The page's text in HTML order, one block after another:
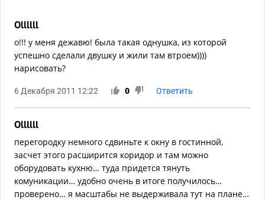
Ollllll
о!!! у меня дежавю! была такая однушка, из которой
успешно сделали двушку и жили там втроем))))
нарисовать?
6 Декабря 2011 12:22 0 Ответить
Ollllll
перегородку немного сдвиньте к окну в гостинной,
засчет этого расширится коридор и там можно
оборудовать кухню… туда придется тянуть
комуникации… удобно очень в итоге получилось…
проверено… я масштабы не выдерживала тут на плане…